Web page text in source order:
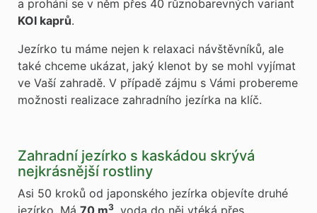
a prohání se v něm přes 40 různobarevných variant
KOI kaprů.
Jezírko tu máme nejen k relaxaci návštěvníků, ale
také chceme ukázat, jaký klenot by se mohl vyjímat
ve Vaší zahradě. V případě zájmu s Vámi probereme
možnosti realizace zahradního jezírka na klíč.
Zahradní jezírko s kaskádou skrývá
nejkrásnější rostliny
Asi 50 kroků od japonského jezírka objevíte druhé
jezírko. Má 70 m3 , voda do něj vtéká přes